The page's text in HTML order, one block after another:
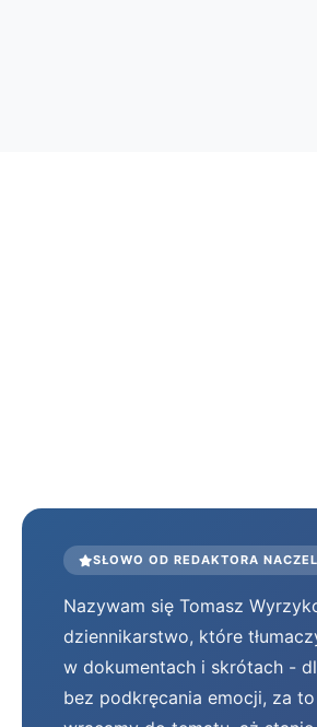
SŁOWO OD REDAKTORA
Nazywam się Tomasz
dziennikarstwo, które
w dokumentach i skrótach -
bez podkręcania emocji, za